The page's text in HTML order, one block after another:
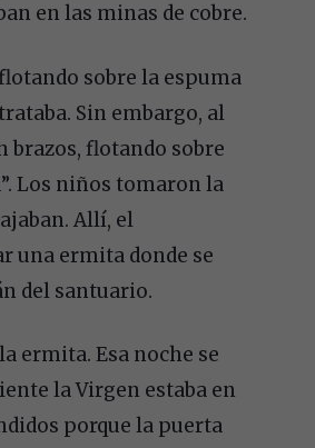
en las minas de cobre.
sobre la espuma
Sin embargo, al
brazos, flotando sobre
Los niños tomaron la
Allí, el
una ermita donde se
del santuario.
ermita. Esa noche se
la Virgen estaba en
porque la puerta